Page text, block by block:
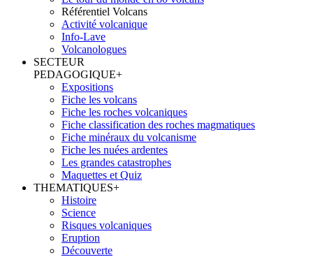
Référentiel Volcans
Activité volcanique
Info-Lave
Volcanologues
SECTEUR
PEDAGOGIQUE+
Expositions
Fiche les volcans
Fiche les roches volcaniques
Fiche classification des roches magmatiques
Fiche minéraux du volcanisme
Fiche les nuées ardentes
Les grandes catastrophes
Maquettes et Quiz
THEMATIQUES+
Histoire
Science
Risques volcaniques
Eruption
Découverte